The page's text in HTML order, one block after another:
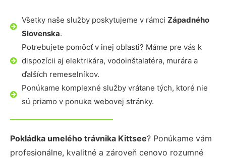
Všetky naše služby poskytujeme v rámci Západného
Slovenska.
Potrebujete pomôcť v inej oblasti? Máme pre vás k
dispozícii aj elektrikára, vodoinštalatéra, murára a
ďalších remeselníkov.
Ponúkame komplexné služby vrátane tých, ktoré nie
sú priamo v ponuke webovej stránky.
Pokládka umelého trávnika Kittsee? Ponúkame vám
profesionálne, kvalitné a zároveň cenovo rozumné